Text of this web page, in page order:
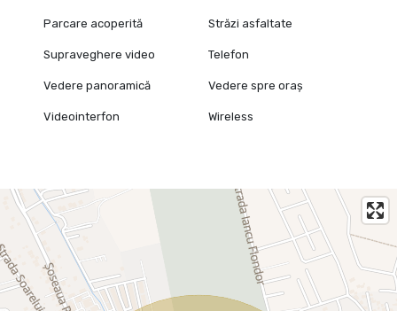
Parcare acoperită Străzi asfaltate
Supraveghere video Telefon
Vedere panoramică Vedere spre oraș
Videointerfon Wireless